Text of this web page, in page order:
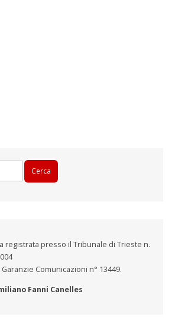
registrata presso il Tribunale di Trieste n.
Comunicazioni n° 13449.
Fanni Canelles